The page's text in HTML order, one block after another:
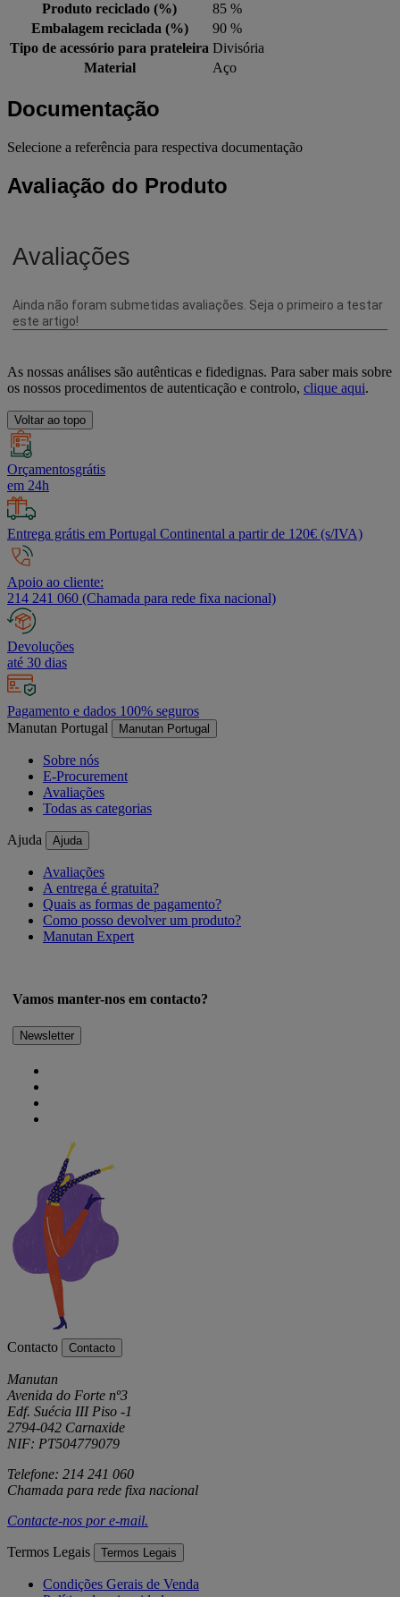
Produto reciclado (%)
85 %
Embalagem reciclada (%)
90 %
Tipo de acessório para prateleira Divisória
Material
Aço
Documentação
Selecione a referência para respectiva documentação
Avaliação do Produto
As nossas análises são autênticas e fidedignas. Para saber mais sobre
os nossos procedimentos de autenticação e controlo, clique aqui.
Voltar ao topo
Orçamentosgrátis
em 24h
Entrega grátis em Portugal Continental a partir de 120€ (s/IVA)
Apoio ao cliente:
214 241 060 (Chamada para rede fixa nacional)
Devoluções
até 30 dias
Pagamento e dados 100% seguros
Manutan Portugal
Manutan Portugal
Sobre nós
E-Procurement
Avaliações
Todas as categorias
Ajuda Ajuda
Avaliações
A entrega é gratuita?
Quais as formas de pagamento?
Como posso devolver um produto?
Manutan Expert
Vamos manter-nos em contacto?
Newsletter
Contacto Contacto
Manutan
Avenida do Forte nº3
Edf. Suécia III Piso -1
2794-042 Carnaxide
NIF: PT504779079
Telefone: 214 241 060
Chamada para rede fixa nacional
Contacte-nos pore-mail.
Termos Legais Termos Legais
Condições Gerais de Venda